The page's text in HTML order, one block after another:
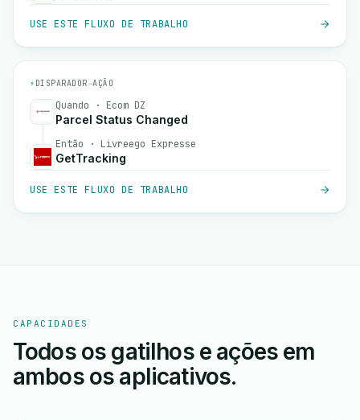
USE ESTE FLUXO DE TRABALHO
⚡ DISPARADOR→AÇÃO
Quando · Ecom DZ
Parcel Status Changed
Então · Livreego Expresse
GetTracking
USE ESTE FLUXO DE TRABALHO
CAPACIDADES
Todos os gatilhos e ações em
ambos os aplicativos.